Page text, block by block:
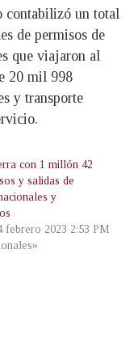
contabilizó un total
de permisos de
que viajaron al
20 mil 998
y transporte
con 1 millón 42
y salidas de
y
febrero 2023 2:53 PM